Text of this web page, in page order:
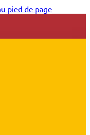
pied de page